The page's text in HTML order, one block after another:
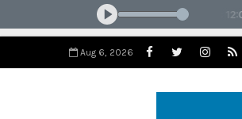
Aug 6, 2026